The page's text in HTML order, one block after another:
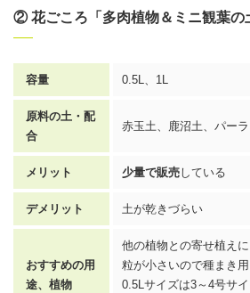
② 花ごころ「多肉植物＆ミニ観葉の
容量 0.5L、1L
原料の土・配
合
赤玉土、鹿沼土、パー
メリット 少量で販売している
デメリット 土が乾きづらい
おすすめの用
途、植物
他の植物との寄せ植えに
粒が小さいので種まき
0.5Lサイズは3～4号サ